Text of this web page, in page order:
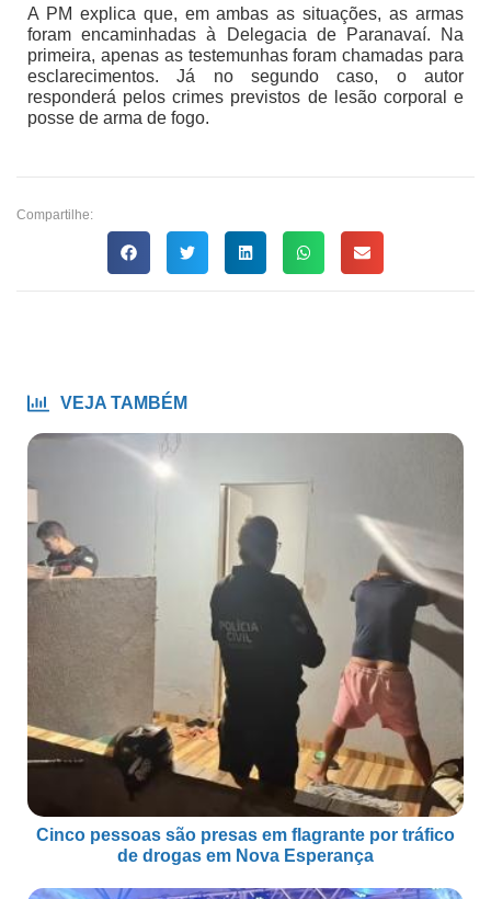
A PM explica que, em ambas as situações, as armas
foram encaminhadas à Delegacia de Paranavaí. Na
primeira, apenas as testemunhas foram chamadas para
esclarecimentos. Já no segundo caso, o autor
responderá pelos crimes previstos de lesão corporal e
posse de arma de fogo.
Compartilhe:
VEJA TAMBÉM
Cinco pessoas são presas em flagrante por tráfico
de drogas em Nova Esperança